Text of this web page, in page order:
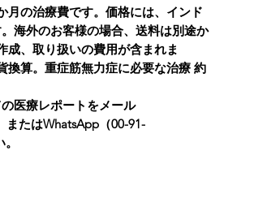
月の治療費です。価格には、インド
海外のお客様の場合、送料は別途か
成、取り扱いの費用が含まれま
換算。重症筋無力症に必要な治療 約
医療レポートをメール
またはWhatsApp（00-91-